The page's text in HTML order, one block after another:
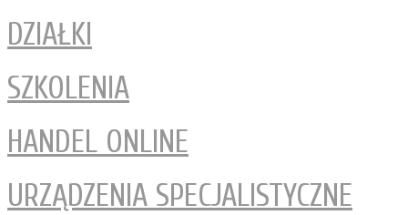
DZIAŁKI
SZKOLENIA
HANDEL ONLINE
URZĄDZENIA SPECJALISTYCZNE